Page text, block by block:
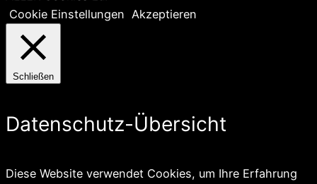
Cookie Einstellungen Akzeptieren
Schließen
Datenschutz-Übersicht
Diese Website verwendet Cookies, um Ihre Erfahrung